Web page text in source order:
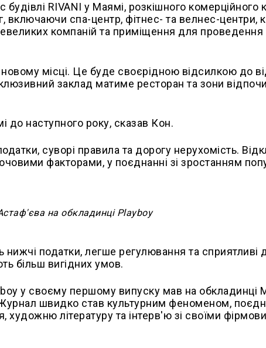
RIVANI у Маямі, розкішного комерційного
включаючи спа-центр, фітнес- та велнес-центри,
компаній та приміщення для проведення
місці. Це буде своєрідною відсилкою до
заклад матиме ресторан та зони
до наступного року, сказав Кон.
суворі правила та дорогу нерухомість.
факторами, у поєднанні зі зростанням
на обкладинці Playboy
податки, легше регулювання та сприятливі
більш вигідних умов.
у своєму першому випуску мав на обкладинці
швидко став культурним феноменом,
художню літературу та інтерв'ю зі своїми